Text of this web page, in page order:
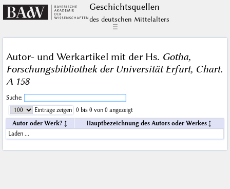
Geschichts­quellen
des deutschen Mittelalters
☰
Autor- und Werkartikel mit der Hs. Gotha,
Forschungsbibliothek der Universität Erfurt, Chart.
A 158
Suche:
Einträge zeigen
0 bis 0 von 0 angezeigt
Autor oder Werk?
Hauptbezeichnung des Autors oder Werkes
Laden …